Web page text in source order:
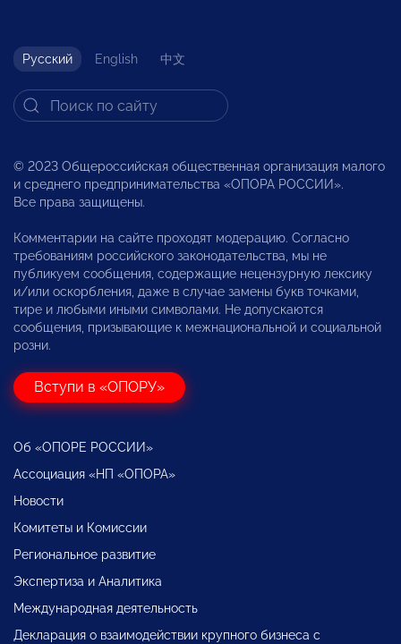
Русский English 中文
© 2023 Общероссийская общественная организация малого
и среднего предпринимательства «ОПОРА РОССИИ».
Все права защищены.
Комментарии на сайте проходят модерацию. Согласно
требованиям российского законодательства, мы не
публикуем сообщения, содержащие нецензурную лексику
и/или оскорбления, даже в случае замены букв точками,
тире и любыми иными символами. Не допускаются
сообщения, призывающие к межнациональной и социальной
розни.
Вступи в «ОПОРУ»
Об «ОПОРЕ РОССИИ»
Ассоциация «НП «ОПОРА»
Новости
Комитеты и Комиссии
Региональное развитие
Экспертиза и Аналитика
Международная деятельность
Декларация о взаимодействии крупного бизнеса с